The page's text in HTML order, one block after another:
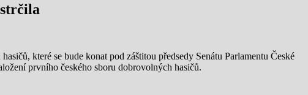
které se bude konat pod záštitou předsedy Senátu Parlamentu České
prvního českého sboru dobrovolných hasičů.